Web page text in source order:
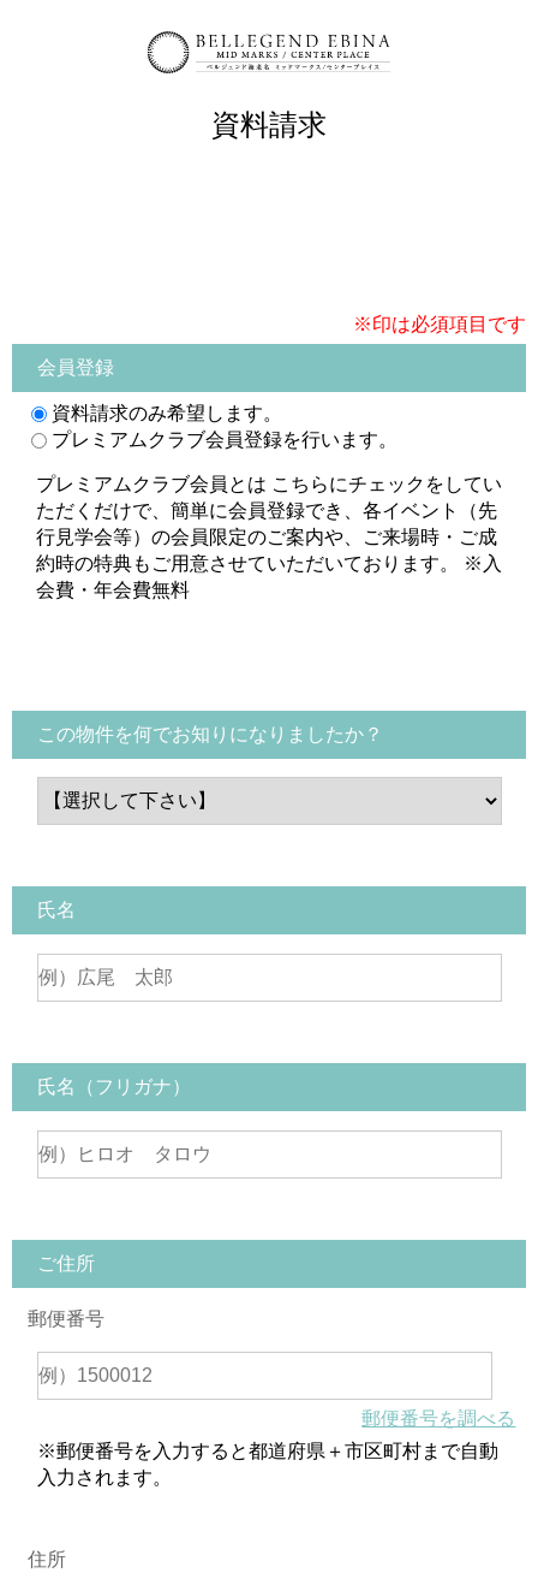
資料請求
※印は必須項目です
会員登録
資料請求のみ希望します。
プレミアムクラブ会員登録を行います。
プレミアムクラブ会員とは こちらにチェックをしてい
ただくだけで、簡単に会員登録でき、各イベント（先
行見学会等）の会員限定のご案内や、ご来場時・ご成
約時の特典もご用意させていただいております。 ※入
会費・年会費無料
この物件を何でお知りになりましたか？
氏名
氏名（フリガナ）
ご住所
郵便番号
郵便番号を調べる
※郵便番号を入力すると都道府県＋市区町村まで自動
入力されます。
住所